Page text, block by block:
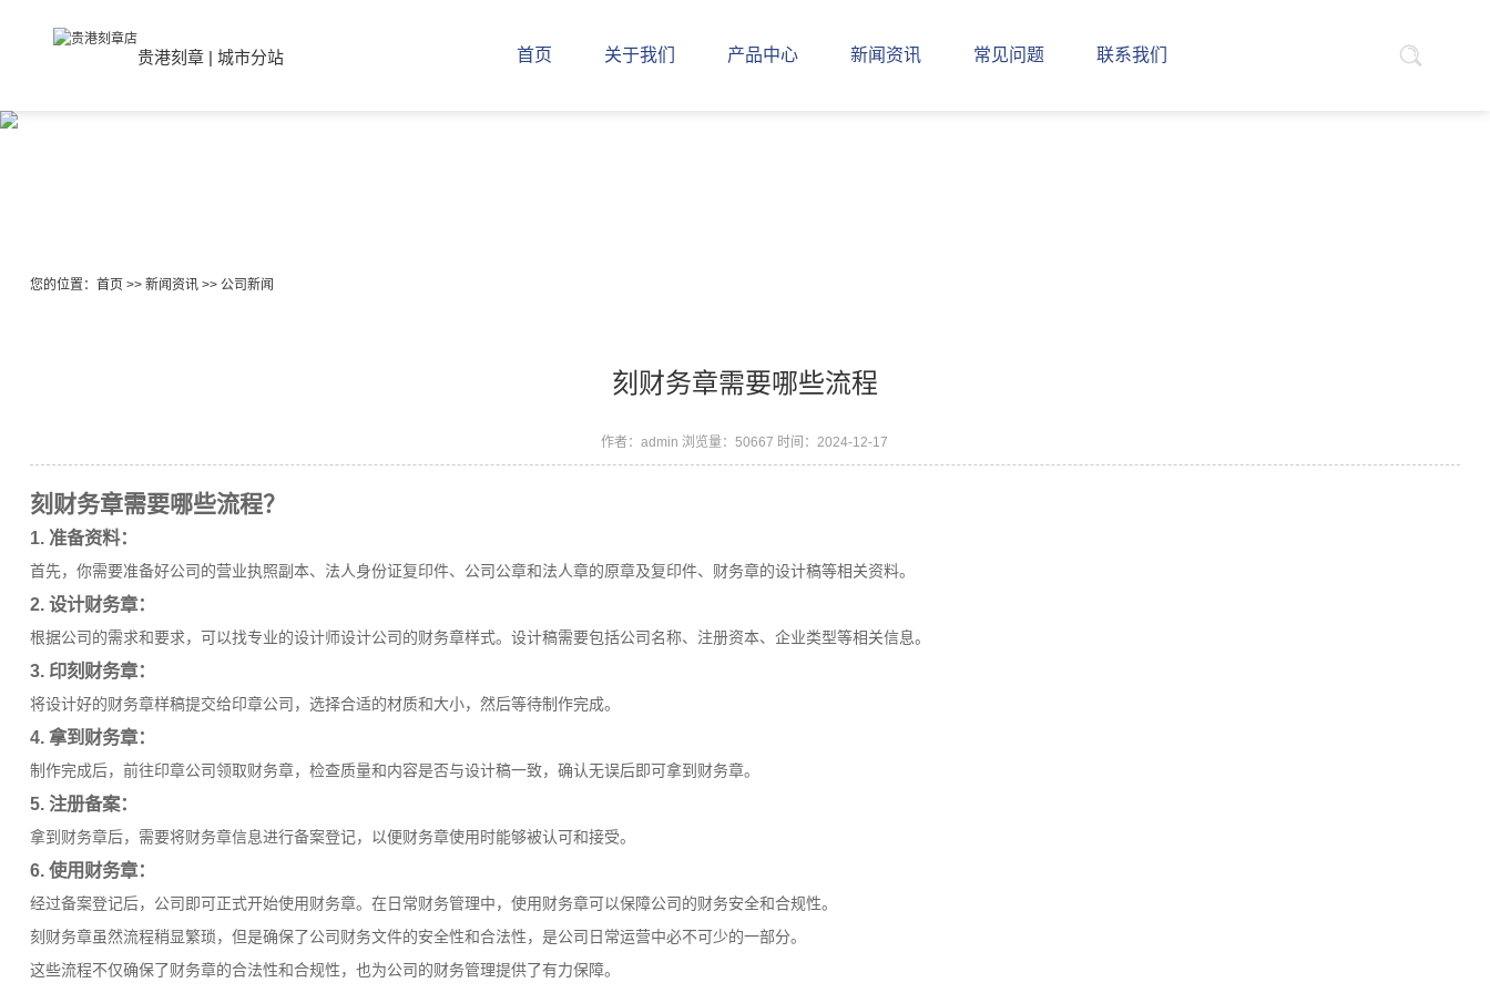
贵港刻章 | 城市分站 首页 关于我们 产品中心 新闻资讯 常见问题 联系我们
您的位置： 首页>> 新闻资讯>> 公司新闻
刻财务章需要哪些流程
作者：admin 浏览量：50667 时间：2024-12-17
刻财务章需要哪些流程？
1. 准备资料：
首先，你需要准备好公司的营业执照副本、法人身份证复印件、公司公章和法人章的原章及复印件、财务章的设计稿等相关资料。
2. 设计财务章：
根据公司的需求和要求，可以找专业的设计师设计公司的财务章样式。设计稿需要包括公司名称、注册资本、企业类型等相关信息。
3. 印刻财务章：
将设计好的财务章样稿提交给印章公司，选择合适的材质和大小，然后等待制作完成。
4. 拿到财务章：
制作完成后，前往印章公司领取财务章，检查质量和内容是否与设计稿一致，确认无误后即可拿到财务章。
5. 注册备案：
拿到财务章后，需要将财务章信息进行备案登记，以便财务章使用时能够被认可和接受。
6. 使用财务章：
经过备案登记后，公司即可正式开始使用财务章。在日常财务管理中，使用财务章可以保障公司的财务安全和合规性。
刻财务章虽然流程稍显繁琐，但是确保了公司财务文件的安全性和合法性，是公司日常运营中必不可少的一部分。
这些流程不仅确保了财务章的合法性和合规性，也为公司的财务管理提供了有力保障。